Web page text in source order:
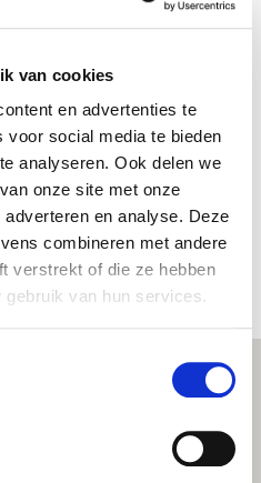
van cookies
en advertenties te
voor social media te bieden
analyseren. Ook delen we
onze site met onze
en analyse. Deze
combineren met andere
verstrekt of die ze hebben
van hun services.
MEXICO
134-C
del Valle